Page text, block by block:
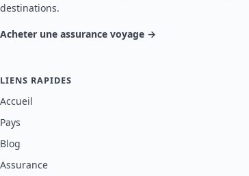
destinations.
Acheter une assurance voyage →
LIENS RAPIDES
Accueil
Pays
Blog
Assurance